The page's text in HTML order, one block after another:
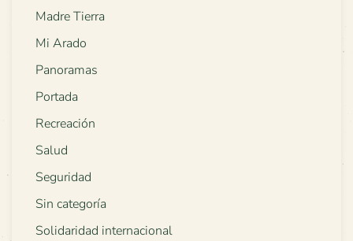
Madre Tierra
Mi Arado
Panoramas
Portada
Recreación
Salud
Seguridad
Sin categoría
Solidaridad internacional